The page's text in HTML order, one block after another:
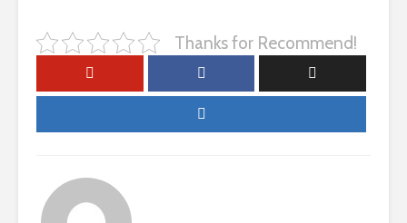
Thanks for Recommend!